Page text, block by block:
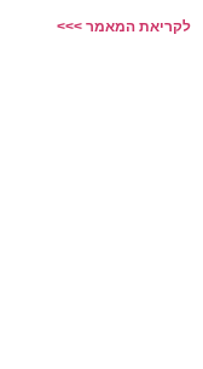
לקריאת המאמר >>>